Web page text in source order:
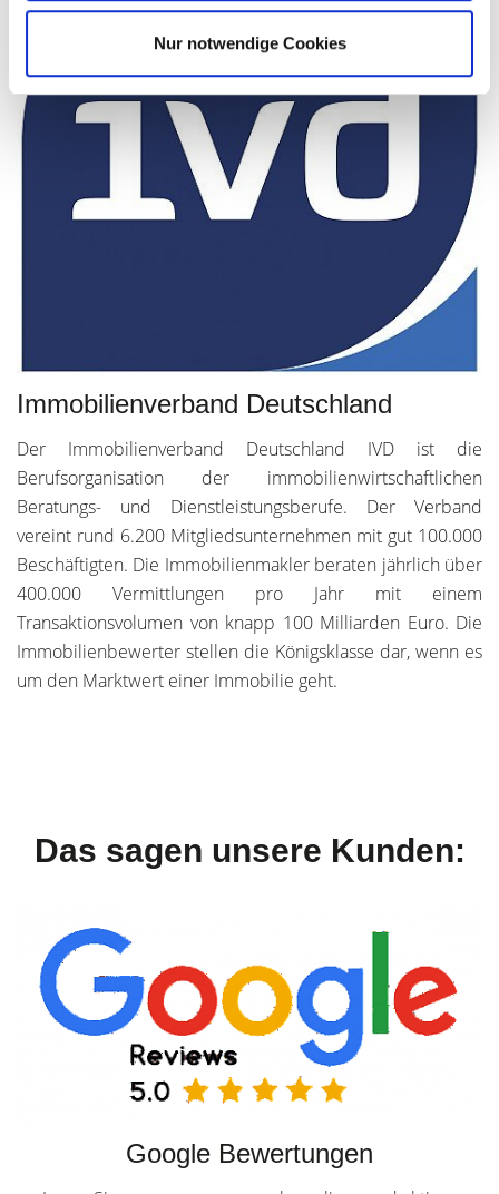
Nur notwendige Cookies
Immobilienverband Deutschland
Der Immobilienverband Deutschland IVD ist die
Berufsorganisation der immobilienwirtschaftlichen
Beratungs- und Dienstleistungsberufe. Der Verband
vereint rund 6.200 Mitgliedsunternehmen mit gut 100.000
Beschäftigten. Die Immobilienmakler beraten jährlich über
400.000 Vermittlungen pro Jahr mit einem
Transaktionsvolumen von knapp 100 Milliarden Euro. Die
Immobilienbewerter stellen die Königsklasse dar, wenn es
um den Marktwert einer Immobilie geht.
Das sagen unsere Kunden:
Google Bewertungen